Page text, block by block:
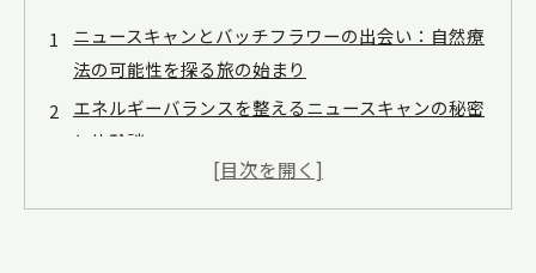
ニュースキャンとバッチフラワーの出会い：自然療
法の可能性を探る旅の始まり
エネルギーバランスを整えるニュースキャンの秘密
と体験談
心の調和をもたらすバッチフラワーの効果と実践方
法